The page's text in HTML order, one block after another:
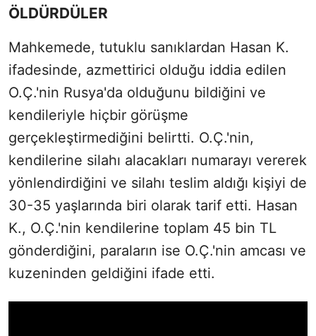
ÖLDÜRDÜLER
Mahkemede, tutuklu sanıklardan Hasan K.
ifadesinde, azmettirici olduğu iddia edilen
O.Ç.'nin Rusya'da olduğunu bildiğini ve
kendileriyle hiçbir görüşme
gerçekleştirmediğini belirtti. O.Ç.'nin,
kendilerine silahı alacakları numarayı vererek
yönlendirdiğini ve silahı teslim aldığı kişiyi de
30-35 yaşlarında biri olarak tarif etti. Hasan
K., O.Ç.'nin kendilerine toplam 45 bin TL
gönderdiğini, paraların ise O.Ç.'nin amcası ve
kuzeninden geldiğini ifade etti.